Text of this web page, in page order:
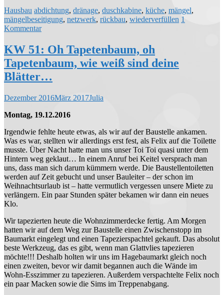
Hausbau abdichtung, dränage, duschkabine, küche, mängel,
mängelbeseitigung, netzwerk, rückbau, wiederverfüllen 1
Kommentar
KW 51: Oh Tapetenbaum, oh
Tapetenbaum, wie weiß sind deine
Blätter…
Dezember 2016März 2017Julia
Montag, 19.12.2016
Irgendwie fehlte heute etwas, als wir auf der Baustelle ankamen.
Was es war, stellten wir allerdings erst fest, als Felix auf die Toilette
musste. Über Nacht hatte man uns unser Toi Toi quasi unter dem
Hintern weg geklaut… In einem Anruf bei Keitel versprach man
uns, dass man sich darum kümmern werde. Die Baustellentoiletten
werden auf Zeit gebucht und unser Bauleiter – der schon im
Weihnachtsurlaub ist – hatte vermutlich vergessen unsere Miete zu
verlängern. Ein paar Stunden später bekamen wir dann ein neues
Klo.
Wir tapezierten heute die Wohnzimmerdecke fertig. Am Morgen
hatten wir auf dem Weg zur Baustelle einen Zwischenstopp im
Baumarkt eingelegt und einen Tapezierspachtel gekauft. Das absolut
beste Werkzeug, das es gibt, wenn man Glattvlies tapezieren
möchte!!! Deshalb holten wir uns im Hagebaumarkt gleich noch
einen zweiten, bevor wir damit begannen auch die Wände im
Wohn-Esszimmer zu tapezieren. Außerdem verspachtelte Felix noch
ein paar Macken sowie die Sims im Treppenabgang.